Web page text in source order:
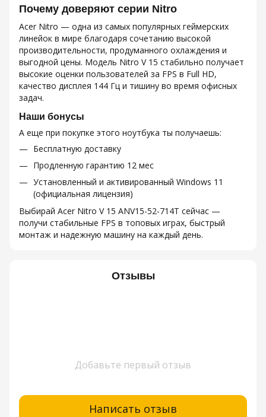
Почему доверяют серии Nitro
Acer Nitro — одна из самых популярных геймерских
линейок в мире благодаря сочетанию высокой
производительности, продуманного охлаждения и
выгодной цены. Модель Nitro V 15 стабильно получает
высокие оценки пользователей за FPS в Full HD,
качество дисплея 144 Гц и тишину во время офисных
задач.
Наши бонусы
А еще при покупке этого ноутбука ты получаешь:
Бесплатную доставку
Продленную гарантию 12 мес
Установленный и активированный Windows 11
(официальная лицензия)
Выбирай Acer Nitro V 15 ANV15-52-714T сейчас —
получи стабильные FPS в топовых играх, быстрый
монтаж и надежную машину на каждый день.
Отзывы
Добавьте первый отзыв
Написать отзыв